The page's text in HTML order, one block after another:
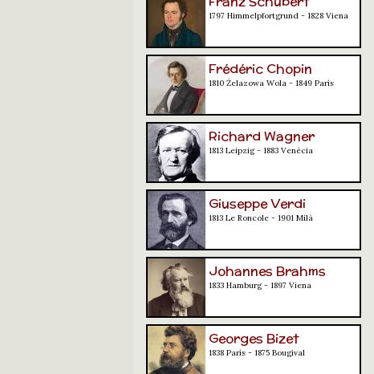
1797 Himmelpfortgrund - 1828 Viena
Frédéric Chopin
1810 Żelazowa Wola - 1849 París
Richard Wagner
1813 Leipzig - 1883 Venècia
Giuseppe Verdi
1813 Le Roncole - 1901 Milà
Johannes Brahms
1833 Hamburg - 1897 Viena
Georges Bizet
1838 París - 1875 Bougival